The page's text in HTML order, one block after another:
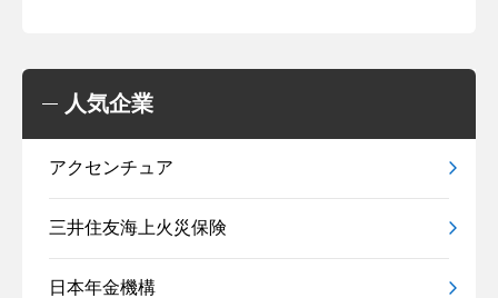
人気企業
アクセンチュア
三井住友海上火災保険
日本年金機構